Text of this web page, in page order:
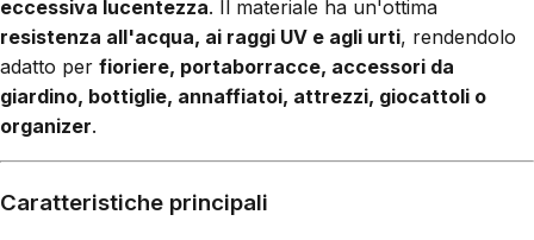
eccessiva lucentezza. Il materiale ha un'ottima
resistenza all'acqua, ai raggi UV e agli urti, rendendolo
adatto per fioriere, portaborracce, accessori da
giardino, bottiglie, annaffiatoi, attrezzi, giocattoli o
organizer.
Caratteristiche principali